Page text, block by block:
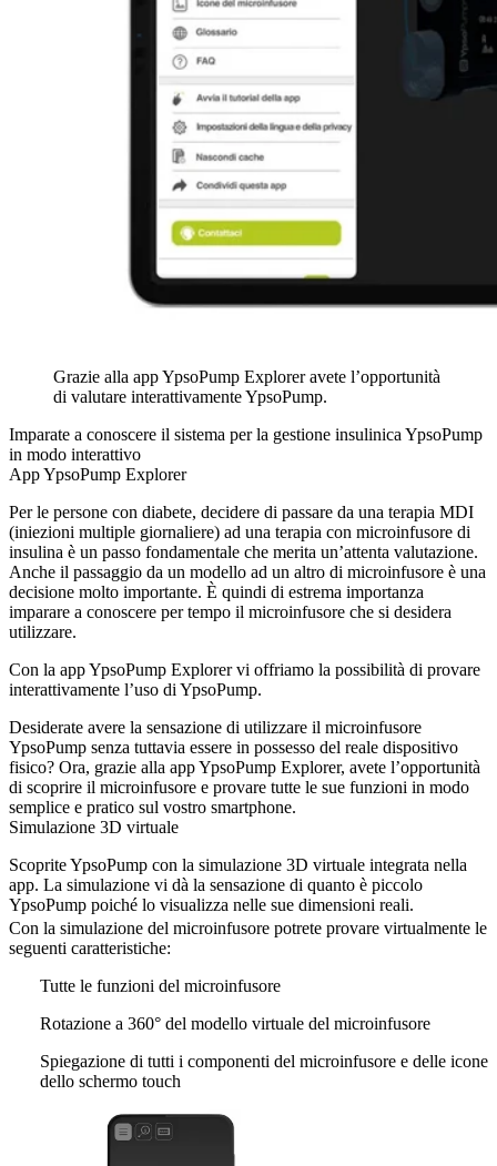
Grazie alla app YpsoPump Explorer avete l’opportunità
di valutare interattivamente YpsoPump.
Imparate a conoscere il sistema per la gestione insulinica YpsoPump
in modo interattivo
App YpsoPump Explorer
Per le persone con diabete, decidere di passare da una terapia MDI
(iniezioni multiple giornaliere) ad una terapia con microinfusore di
insulina è un passo fondamentale che merita un’attenta valutazione.
Anche il passaggio da un modello ad un altro di microinfusore è una
decisione molto importante. È quindi di estrema importanza
imparare a conoscere per tempo il microinfusore che si desidera
utilizzare.
Con la app YpsoPump Explorer vi offriamo la possibilità di provare
interattivamente l’uso di YpsoPump.
Desiderate avere la sensazione di utilizzare il microinfusore
YpsoPump senza tuttavia essere in possesso del reale dispositivo
fisico? Ora, grazie alla app YpsoPump Explorer, avete l’opportunità
di scoprire il microinfusore e provare tutte le sue funzioni in modo
semplice e pratico sul vostro smartphone.
Simulazione 3D virtuale
Scoprite YpsoPump con la simulazione 3D virtuale integrata nella
app. La simulazione vi dà la sensazione di quanto è piccolo
YpsoPump poiché lo visualizza nelle sue dimensioni reali.
Con la simulazione del microinfusore potrete provare virtualmente le
seguenti caratteristiche:
Tutte le funzioni del microinfusore
Rotazione a 360° del modello virtuale del microinfusore
Spiegazione di tutti i componenti del microinfusore e delle icone
dello schermo touch